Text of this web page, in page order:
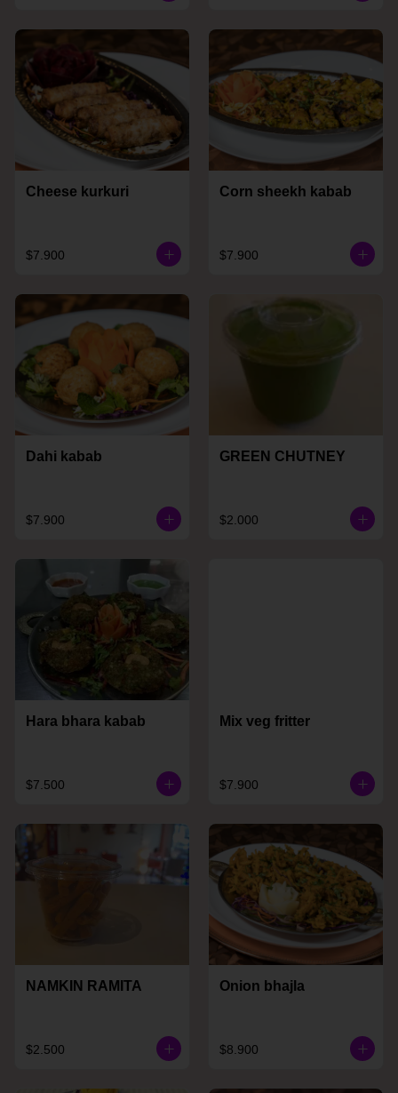
Cheese kurkuri
$7.900
Corn sheekh kabab
$7.900
Dahi kabab
$7.900
GREEN CHUTNEY
$2.000
Hara bhara kabab
$7.500
Mix veg fritter
$7.900
NAMKIN RAMITA
$2.500
Onion bhajla
$8.900